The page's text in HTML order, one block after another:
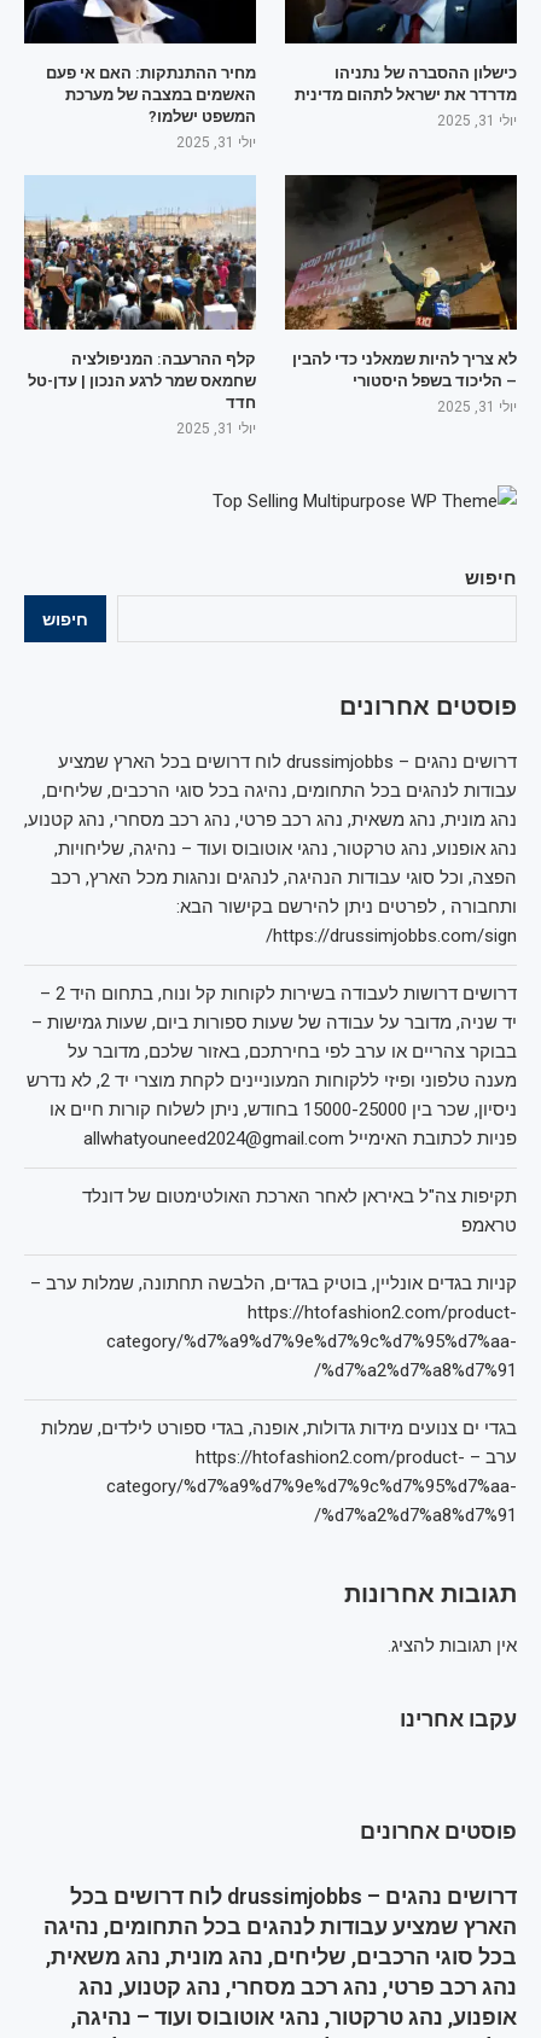
חיפוש
חיפוש
פוסטים אחרונים
דרושים נהגים – drussimjobbs לוח דרושים בכל הארץ שמציע
עבודות לנהגים בכל התחומים, נהיגה בכל סוגי הרכבים, שליחים,
נהג מונית, נהג משאית, נהג רכב פרטי, נהג רכב מסחרי, נהג קטנוע,
נהג אופנוע, נהג טרקטור, נהגי אוטובוס ועוד – נהיגה, שליחויות,
הפצה, וכל סוגי עבודות הנהיגה, לנהגים ונהגות מכל הארץ, רכב
ותחבורה , לפרטים ניתן להירשם בקישור הבא:
https://drussimjobbs.com/sign/
דרושים דרושות לעבודה בשירות לקוחות קל ונוח, בתחום היד 2 –
יד שניה, מדובר על עבודה של שעות ספורות ביום, שעות גמישות –
בבוקר צהריים או ערב לפי בחירתכם, באזור שלכם, מדובר על
מענה טלפוני ופיזי ללקוחות המעוניינים לקחת מוצרי יד 2, לא נדרש
ניסיון, שכר בין 15000-25000 בחודש, ניתן לשלוח קורות חיים או
פניות לכתובת האימייל allwhatyouneed2024@gmail.com
תקיפות צה"ל באיראן לאחר הארכת האולטימטום של דונלד
טראמפ
קניות בגדים אונליין, בוטיק בגדים, הלבשה תחתונה, שמלות ערב –
https://htofashion2.com/product-
category/%d7%a9%d7%9e%d7%9c%d7%95%d7%aa-
%d7%a2%d7%a8%d7%91/
בגדי ים צנועים מידות גדולות, אופנה, בגדי ספורט לילדים, שמלות
ערב – https://htofashion2.com/product-
category/%d7%a9%d7%9e%d7%9c%d7%95%d7%aa-
%d7%a2%d7%a8%d7%91/
תגובות אחרונות
אין תגובות להציג.
עקבו אחרינו
פוסטים אחרונים
דרושים נהגים – drussimjobbs לוח דרושים בכל
הארץ שמציע עבודות לנהגים בכל התחומים, נהיגה
בכל סוגי הרכבים, שליחים, נהג מונית, נהג משאית,
נהג רכב פרטי, נהג רכב מסחרי, נהג קטנוע, נהג
אופנוע, נהג טרקטור, נהגי אוטובוס ועוד – נהיגה,
כישלון ההסברה של נתניהו
מדרדר את ישראל לתהום מדינית
יולי 31, 2025
מחיר ההתנתקות: האם אי פעם
האשמים במצבה של מערכת
המשפט ישלמו?
יולי 31, 2025
לא צריך להיות שמאלני כדי להבין
– הליכוד בשפל היסטורי
יולי 31, 2025
קלף ההרעבה: המניפולציה
שחמאס שמר לרגע הנכון | עדן-טל
חדד
יולי 31, 2025